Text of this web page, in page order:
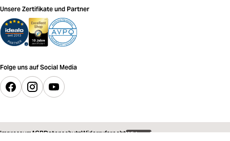
Unsere Zertifikate und Partner
Folge uns auf Social Media
ImpressumAGBDatenschutzWiderrufsrechtWiderruf